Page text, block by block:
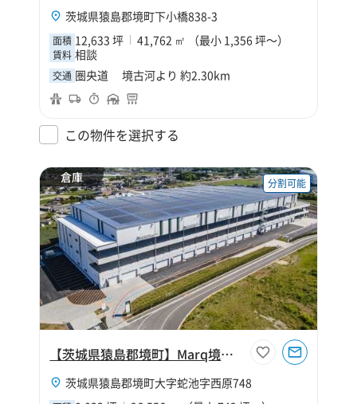
茨城県猿島郡境町下小橋838-3
面積 12,633 坪 41,762 ㎡ （最小 1,356 坪～）
賃料 相談
交通 圏央道 境古河より 約2.30km
この物件を選択する
倉庫 分割可能
【茨城県猿島郡境町】Marq境古河1
茨城県猿島郡境町大字蛇池字西原748